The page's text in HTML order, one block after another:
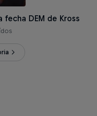
fecha DEM de Kross